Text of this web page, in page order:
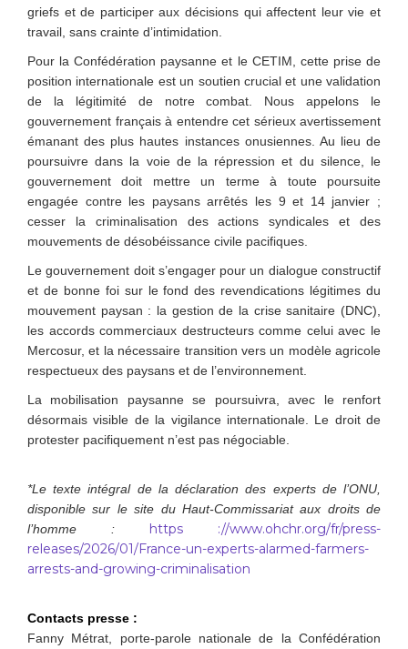
griefs et de participer aux décisions qui affectent leur vie et
travail, sans crainte d’intimidation.
Pour la Confédération paysanne et le CETIM, cette prise de
position internationale est un soutien crucial et une validation
de la légitimité de notre combat. Nous appelons le
gouvernement français à entendre cet sérieux avertissement
émanant des plus hautes instances onusiennes. Au lieu de
poursuivre dans la voie de la répression et du silence, le
gouvernement doit mettre un terme à toute poursuite
engagée contre les paysans arrêtés les 9 et 14 janvier ;
cesser la criminalisation des actions syndicales et des
mouvements de désobéissance civile pacifiques.
Le gouvernement doit s’engager pour un dialogue constructif
et de bonne foi sur le fond des revendications légitimes du
mouvement paysan : la gestion de la crise sanitaire (DNC),
les accords commerciaux destructeurs comme celui avec le
Mercosur, et la nécessaire transition vers un modèle agricole
respectueux des paysans et de l’environnement.
La mobilisation paysanne se poursuivra, avec le renfort
désormais visible de la vigilance internationale. Le droit de
protester pacifiquement n’est pas négociable.
*Le texte intégral de la déclaration des experts de l’ONU,
disponible sur le site du Haut-Commissariat aux droits de
l’homme :
https ://www.ohchr.org/fr/press-
releases/2026/01/France-un-experts-alarmed-farmers-
arrests-and-growing-criminalisation
Contacts presse :
Fanny Métrat, porte-parole nationale de la Confédération